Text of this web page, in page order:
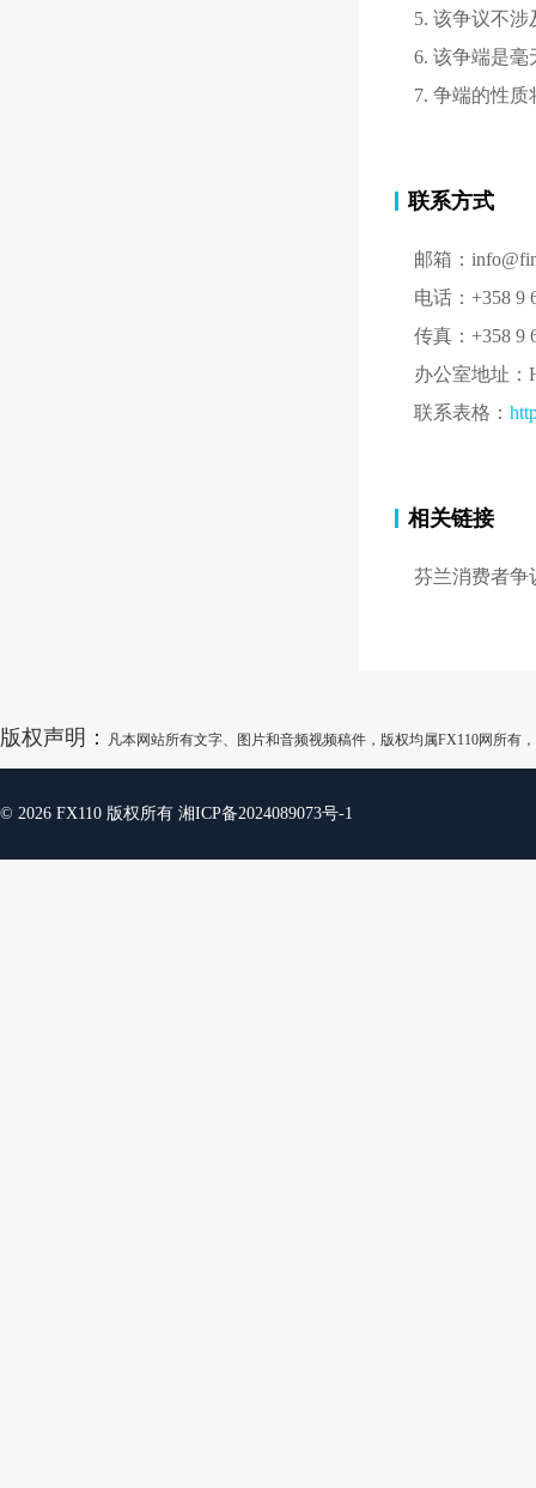
5. 该争议不
6. 该争端是
7. 争端的性
联系方式
邮箱：
电话：+358 9
传真：+358 9
办公室地址：
联系表格：
相关链接
芬兰消费者
版权声明： 凡本网站所有文字、图片和音频视频稿件，版权均属FX110网所
© 2026 FX110 版权所有 湘ICP备2024089073号-1